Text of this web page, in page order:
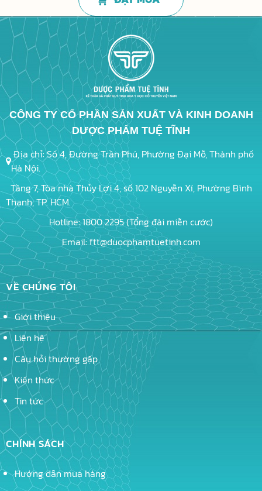
CÔNG TY CỔ PHẦN SẢN XUẤT VÀ KINH DOANH
DƯỢC PHẨM TUỆ TĨNH
Địa chỉ: Số 4, Đường Trần Phú, Phường Đại Mỗ, Thành phố
Hà Nội.
Tầng 7, Tòa nhà Thủy Lợi 4, số 102 Nguyễn Xí, Phường Bình
Thạnh, TP. HCM.
Hotline: 1800 2295 (Tổng đài miễn cước)
Email: ftt@duocphamtuetinh.com
VỀ CHÚNG TÔI
Giới thiệu
Liên hệ
Câu hỏi thường gặp
Kiến thức
Tin tức
CHÍNH SÁCH
Hướng dẫn mua hàng